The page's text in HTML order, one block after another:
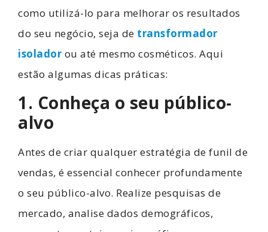
como utilizá-lo para melhorar os resultados
do seu negócio, seja de transformador
isolador ou até mesmo cosméticos. Aqui
estão algumas dicas práticas:
1. Conheça o seu público-
alvo
Antes de criar qualquer estratégia de funil de
vendas, é essencial conhecer profundamente
o seu público-alvo. Realize pesquisas de
mercado, analise dados demográficos,